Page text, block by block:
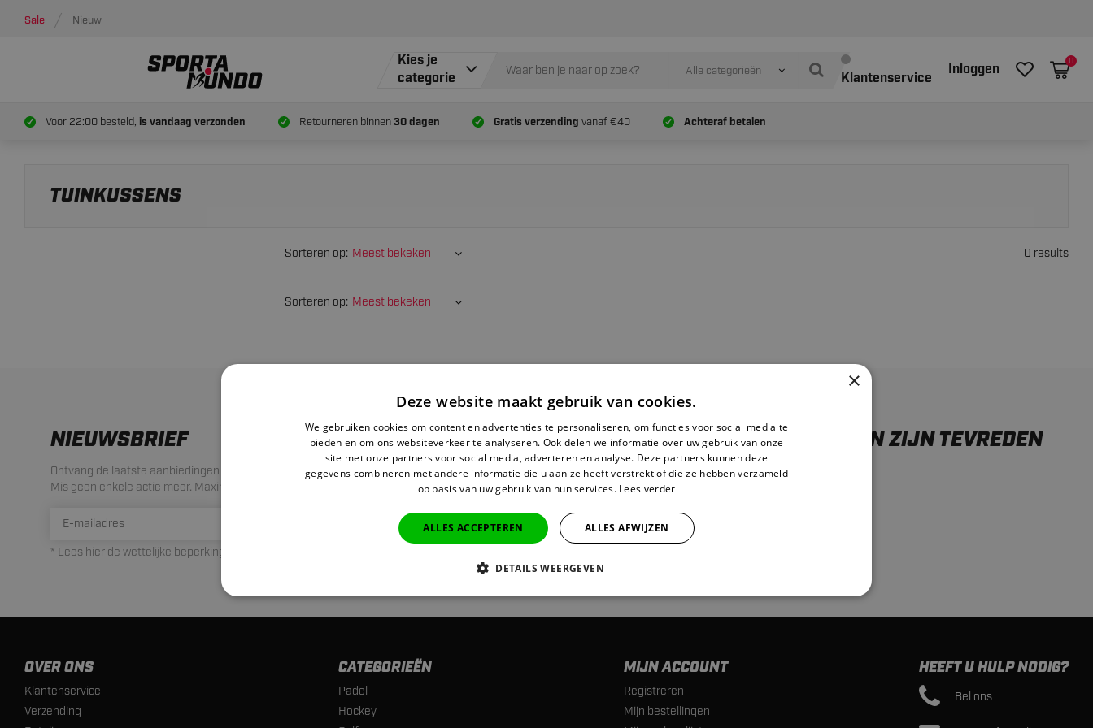
Sale Nieuw
Kies je
categorie
Alle categorieën Klantenservice
Inloggen
0
Voor 22:00 besteld, is vandaag verzonden Retourneren binnen30 dagen Gratis verzending vanaf €40 Achteraf betalen
TUINKUSSENS
Sorteren op: Meest bekeken 0 results
Sorteren op: Meest bekeken
NIEUWSBRIEF
Ontvang de laatste aanbiedingen en acties!
Mis geen enkele actie meer. Maximaal 1 mail per maand.
* Lees hier de wettelijke beperkingen
ONZE KLANTEN ZIJN TEVREDEN
OVER ONS
Klantenservice
Verzending
CATEGORIEËN
Padel
Hockey
MIJN ACCOUNT
Registreren
Mijn bestellingen
HEEFT U HULP NODIG?
Bel ons
×
Deze website maakt gebruik van cookies.
We gebruiken cookies om content en advertenties te personaliseren, om functies voor social media te
bieden en om ons websiteverkeer te analyseren. Ook delen we informatie over uw gebruik van onze
site met onze partners voor social media, adverteren en analyse. Deze partners kunnen deze
gegevens combineren met andere informatie die u aan ze heeft verstrekt of die ze hebben verzameld
op basis van uw gebruik van hun services. Lees verder
ALLES ACCEPTEREN ALLES AFWIJZEN
DETAILS WEERGEVEN